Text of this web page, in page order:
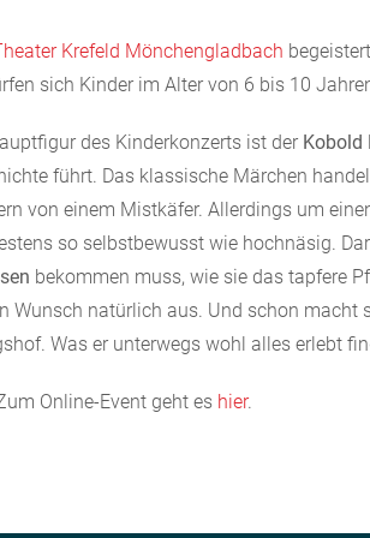
Krefeld Mönchengladbach
sich Kinder im Alter von 6 bis 10
des Kinderkonzerts ist der Kobold
führt. Das klassische Märchen
von einem Mistkäfer. Allerdings um
so selbstbewusst wie hochnäsig.
bekommen muss, wie sie das tapfere
Wunsch natürlich aus. Und schon
Was er unterwegs wohl alles erlebt
Online-Event geht es hier.